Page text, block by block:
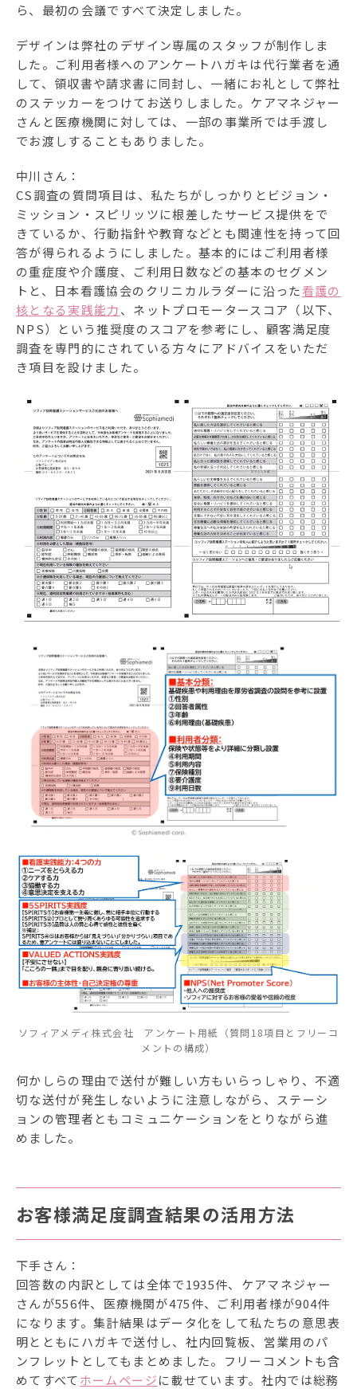
ら、最初の会議ですべて決定しました。
デザインは弊社のデザイン専属のスタッフが制作しま
した。ご利用者様へのアンケートハガキは代行業者を通
して、領収書や請求書に同封し、一緒にお礼として弊社
のステッカーをつけてお送りしました。ケアマネジャー
さんと医療機関に対しては、一部の事業所では手渡し
でお渡しすることもありました。
中川さん：
CS調査の質問項目は、私たちがしっかりとビジョン・
ミッション・スピリッツに根差したサービス提供をで
きているか、行動指針や教育などとも関連性を持って回
答が得られるようにしました。基本的にはご利用者様
の重症度や介護度、ご利用日数などの基本のセグメン
トと、日本看護協会のクリニカルラダーに沿った看護の
核となる実践能力、ネットプロモータースコア（以下、
NPS）という推奨度のスコアを参考にし、顧客満足度
調査を専門的にされている方々にアドバイスをいただ
き項目を設けました。
ソフィアメディ株式会社 アンケート用紙（質問18項目とフリーコ
メントの構成）
何かしらの理由で送付が難しい方もいらっしゃり、不適
切な送付が発生しないように注意しながら、ステーシ
ョンの管理者ともコミュニケーションをとりながら進
めました。
お客様満足度調査結果の活用方法
下手さん：
回答数の内訳としては全体で1935件、ケアマネジャー
さんが556件、医療機関が475件、ご利用者様が904件
になります。集計結果はデータ化をして私たちの意思表
明とともにハガキで送付し、社内回覧板、営業用のパ
ンフレットとしてもまとめました。フリーコメントも含
めてすべてホームページに載せています。社内では総務